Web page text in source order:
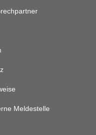
Meldestelle